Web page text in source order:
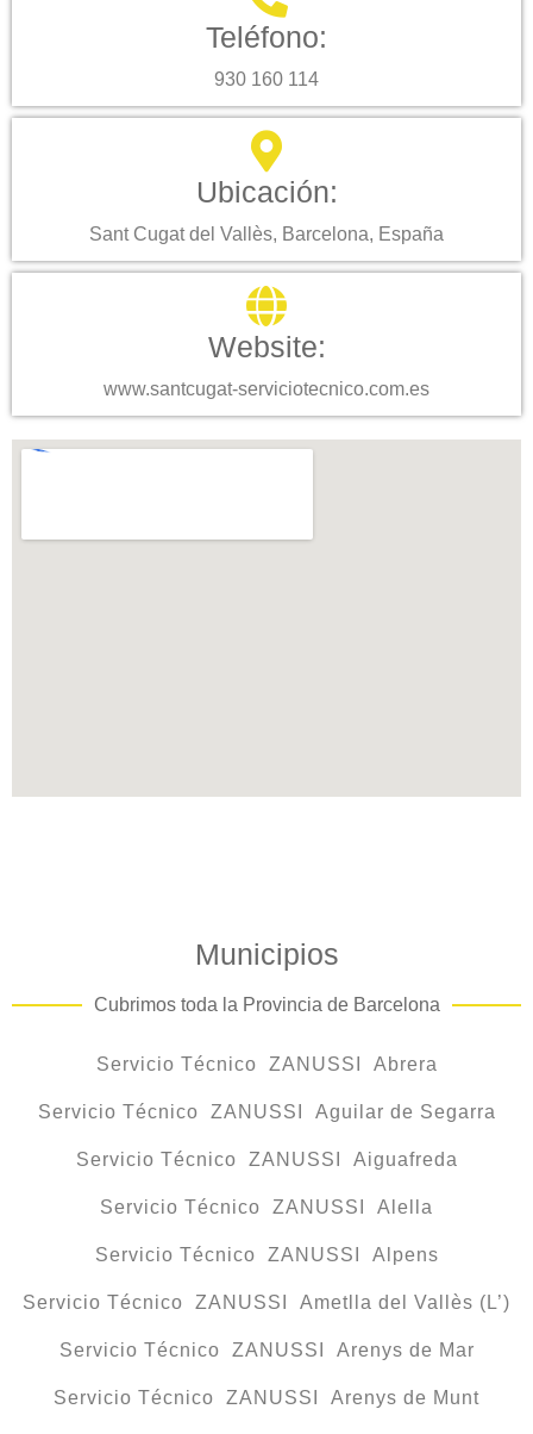
Teléfono:
930 160 114
Ubicación:
Sant Cugat del Vallès, Barcelona, España
Website:
www.santcugat-serviciotecnico.com.es
Municipios
Cubrimos toda la Provincia de Barcelona
Servicio Técnico ZANUSSI Abrera
Servicio Técnico ZANUSSI Aguilar de Segarra
Servicio Técnico ZANUSSI Aiguafreda
Servicio Técnico ZANUSSI Alella
Servicio Técnico ZANUSSI Alpens
Servicio Técnico ZANUSSI Ametlla del Vallès (L’)
Servicio Técnico ZANUSSI Arenys de Mar
Servicio Técnico ZANUSSI Arenys de Munt